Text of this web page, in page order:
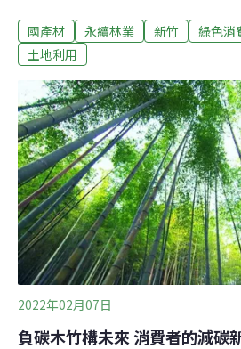
但即便有了國產材溯源系統，不少
的不會破壞水土保持、影響生態環
的民營林場，如何反覆在植樹與砍
斷循環再生，實踐減碳的永續林業
拔1200公尺的高山中，走進蓊鬱的
地而起，每一棵都筆直的高聳入雲
竄出，斑斕樹影隨風靈動，可以聞
苔蘚氣息，張耳細聽，不遠處傳來
聲響，樹木一棵接著一棵倒下
警，這可不是什麼山老鼠在盜採林
「皆伐」。在這片生長超過20年
國產材 永續林業 新竹 綠色消
土地利用
2022年02月07日
負碳木竹構未來 消費者的減碳